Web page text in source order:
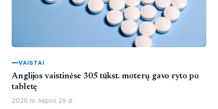
VAISTAI
Anglijos vaistinėse 305 tūkst. moterų gavo ryto po
tabletę
2026 m. liepos 29 d.